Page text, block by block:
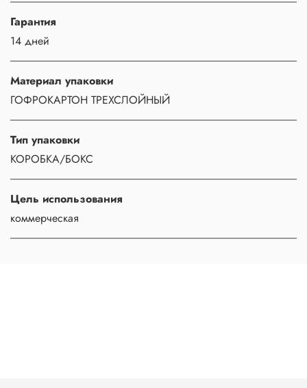
Гарантия
14 дней
Материал упаковки
ГОФРОКАРТОН ТРЕХСЛОЙНЫЙ
Тип упаковки
КОРОБКА/БОКС
Цель использования
коммерческая